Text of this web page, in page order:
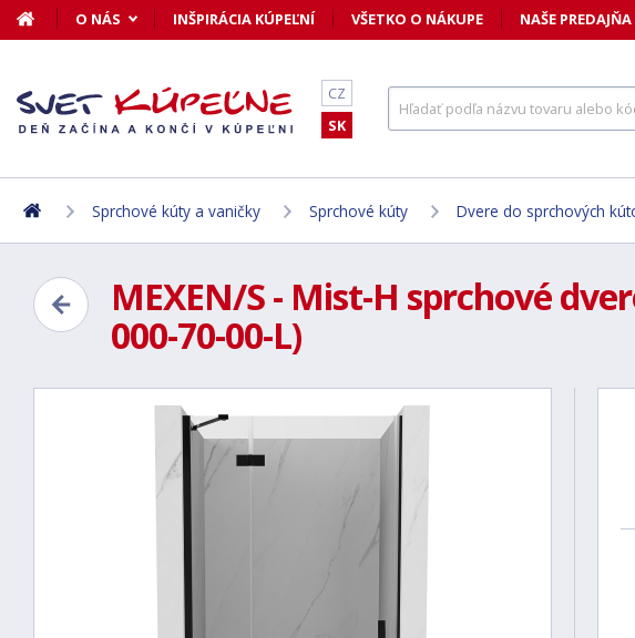
O NÁS INŠPIRÁCIA KÚPEĽNÍ VŠETKO O NÁKUPE NAŠE PREDAJŇA
CZ
SK
Sprchové kúty a vaničky Sprchové kúty Dvere do sprchových
MEXEN/S - Mist-H sprchové
000-70-00-L)